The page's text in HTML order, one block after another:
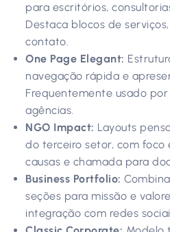
para escritórios,
Destaca blocos de
contato.
One Page Elegant:
navegação rápida e
Frequentemente usado
agências.
NGO Impact: Layouts
do terceiro setor, com foco
causas e chamada para
Business Portfolio:
seções para missão e
integração com redes